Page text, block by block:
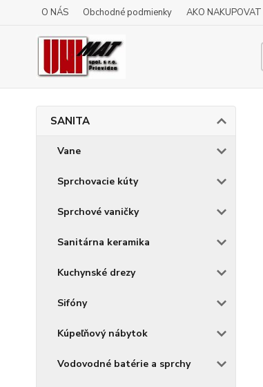
O NÁS Obchodné podmienky AKO NAKUPOVAT
SANITA
Vane
Sprchovacie kúty
Sprchové vaničky
Sanitárna keramika
Kuchynské drezy
Sifóny
Kúpeľňový nábytok
Vodovodné batérie a sprchy